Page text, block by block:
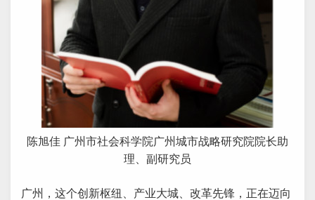
陈旭佳 广州市社会科学院广州城市战略研究院院长助
理、副研究员
广州，这个创新枢纽、产业大城、改革先锋，正在迈向